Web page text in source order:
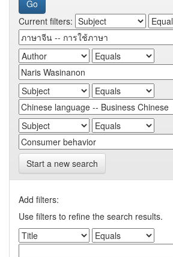
Current filters:
Start a new search
Add filters:
Use filters to refine the search results.